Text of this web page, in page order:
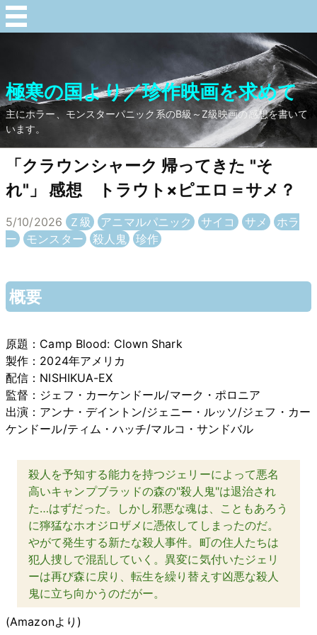
極寒の国より／珍作映画を求めて
主にホラー、モンスターパニック系のB級～Z級映画の感想を書いて
います。
「クラウンシャーク 帰ってきた "そ
れ"」 感想 トラウト×ピエロ＝サメ？
5/10/2026 Ｚ級 アニマルパニック サイコ サメ
ホラ
ー
モンスター 殺人鬼 珍作
概要
原題：Camp Blood: Clown Shark
製作：2024年アメリカ
配信：NISHIKUA-EX
監督：ジェフ・カーケンドール/マーク・ポロニア
出演：アンナ・デイントン/ジェニー・ルッソ/ジェフ・カー
ケンドール/ティム・ハッチ/マルコ・サンドバル
殺人を予知する能力を持つジェリーによって悪名
高いキャンプブラッドの森の"殺人鬼"は退治され
た…はずだった。しかし邪悪な魂は、こともあろう
に獰猛なホオジロザメに憑依してしまったのだ。
やがて発生する新たな殺人事件。町の住人たちは
犯人捜しで混乱していく。異変に気付いたジェリ
ーは再び森に戻り、転生を繰り替えす凶悪な殺人
鬼に立ち向かうのだがー。
(Amazonより)